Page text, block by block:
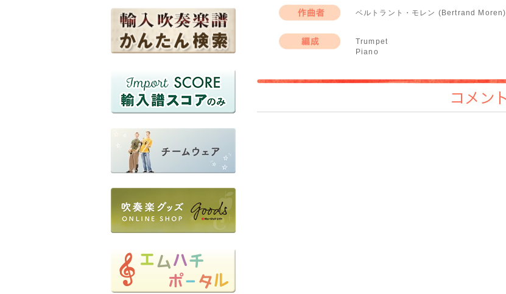
ベルトラント・モレン (Bertrand Moren)
Trumpet
Piano
コメント